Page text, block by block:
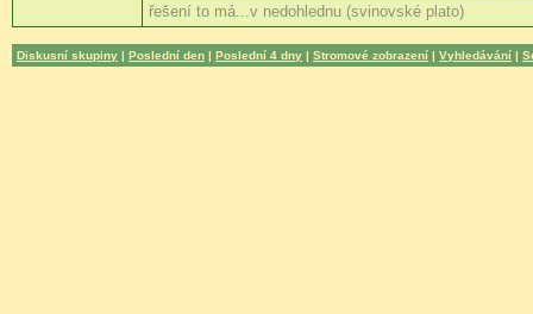
řešení to má...v nedohlednu (svinovské plato)
Diskusní skupiny | Poslední den | Poslední 4 dny | Stromové zobrazení | Vyhledávání |